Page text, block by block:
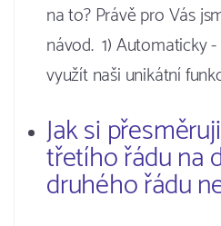
na to? Právě pro Vás
návod. 1) Automaticky
využít naši unikátní
Jak si
třetího řádu na
druhého řádu